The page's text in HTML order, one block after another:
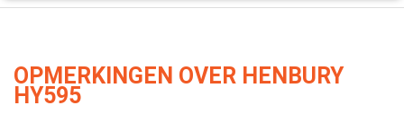
OPMERKINGEN OVER HENBURY
HY595